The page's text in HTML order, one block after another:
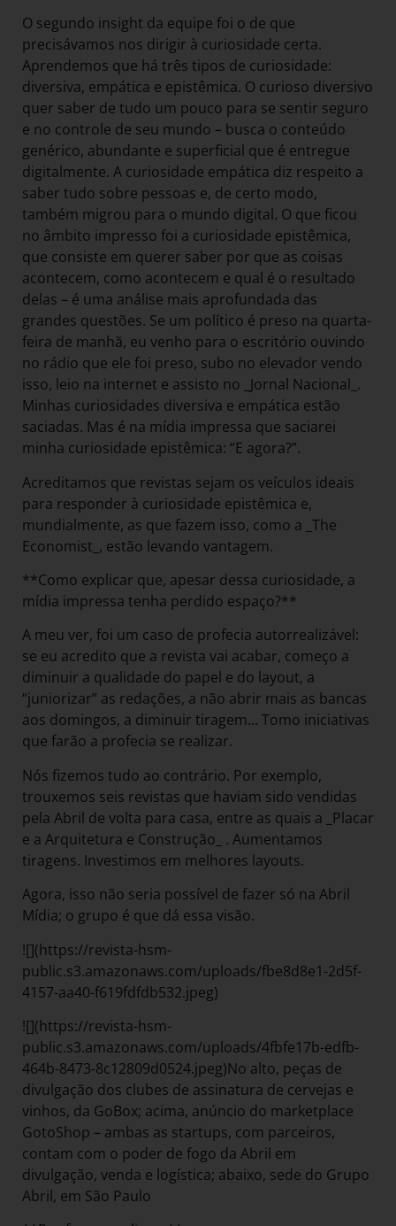
O segundo insight da equipe foi o de que
precisávamos nos dirigir à curiosidade certa.
Aprendemos que há três tipos de curiosidade:
diversiva, empática e epistêmica. O curioso diversivo
quer saber de tudo um pouco para se sentir seguro
e no controle de seu mundo – busca o conteúdo
genérico, abundante e superficial que é entregue
digitalmente. A curiosidade empática diz respeito a
saber tudo sobre pessoas e, de certo modo,
também migrou para o mundo digital. O que ficou
no âmbito impresso foi a curiosidade epistêmica,
que consiste em querer saber por que as coisas
acontecem, como acontecem e qual é o resultado
delas – é uma análise mais aprofundada das
grandes questões. Se um político é preso na quarta-
feira de manhã, eu venho para o escritório ouvindo
no rádio que ele foi preso, subo no elevador vendo
isso, leio na internet e assisto no _Jornal Nacional_.
Minhas curiosidades diversiva e empática estão
saciadas. Mas é na mídia impressa que saciarei
minha curiosidade epistêmica: “E agora?”.
Acreditamos que revistas sejam os veículos ideais
para responder à curiosidade epistêmica e,
mundialmente, as que fazem isso, como a _The
Economist_, estão levando vantagem.
**Como explicar que, apesar dessa curiosidade, a
mídia impressa tenha perdido espaço?**
A meu ver, foi um caso de profecia autorrealizável:
se eu acredito que a revista vai acabar, começo a
diminuir a qualidade do papel e do layout, a
“juniorizar” as redações, a não abrir mais as bancas
aos domingos, a diminuir tiragem… Tomo iniciativas
que farão a profecia se realizar.
Nós fizemos tudo ao contrário. Por exemplo,
trouxemos seis revistas que haviam sido vendidas
pela Abril de volta para casa, entre as quais a _Placar
e a Arquitetura e Construção_ . Aumentamos
tiragens. Investimos em melhores layouts.
Agora, isso não seria possível de fazer só na Abril
Mídia; o grupo é que dá essa visão.
![](https://revista-hsm-
public.s3.amazonaws.com/uploads/fbe8d8e1-2d5f-
4157-aa40-f619fdfdb532.jpeg)
![](https://revista-hsm-
public.s3.amazonaws.com/uploads/4fbfe17b-edfb-
464b-8473-8c12809d0524.jpeg)No alto, peças de
divulgação dos clubes de assinatura de cervejas e
vinhos, da GoBox; acima, anúncio do marketplace
GotoShop – ambas as startups, com parceiros,
contam com o poder de fogo da Abril em
divulgação, venda e logística; abaixo, sede do Grupo
Abril, em São Paulo